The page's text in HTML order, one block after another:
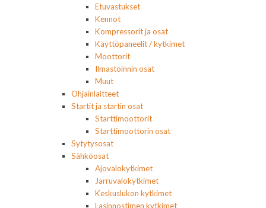
Etuvastukset
Kennot
Kompressorit ja osat
Käyttöpaneelit / kytkimet
Moottorit
Ilmastoinnin osat
Muut
Ohjainlaitteet
Startit ja startin osat
Starttimoottorit
Starttimoottorin osat
Sytytysosat
Sähköosat
Ajovalokytkimet
Jarruvalokytkimet
Keskuslukon kytkimet
Lasinnostimen kytkimet